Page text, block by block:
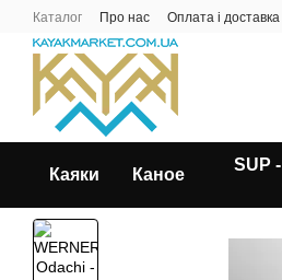
Перейти до основного контенту
Каталог Про нас Оплата і доставка
Каяки Каное
SUP